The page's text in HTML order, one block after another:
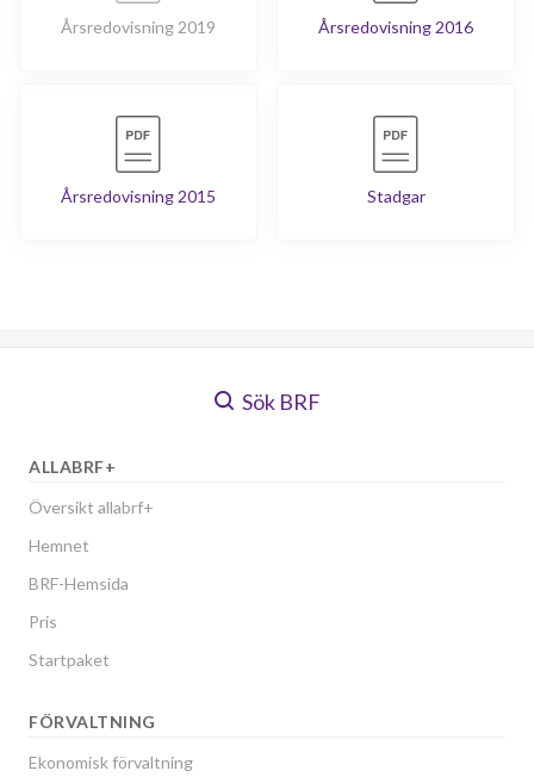
Årsredovisning 2019 Årsredovisning 2016
Årsredovisning 2015 Stadgar
Sök BRF
ALLABRF+
Översikt allabrf+
Hemnet
BRF-Hemsida
Pris
Startpaket
FÖRVALTNING
Ekonomisk förvaltning